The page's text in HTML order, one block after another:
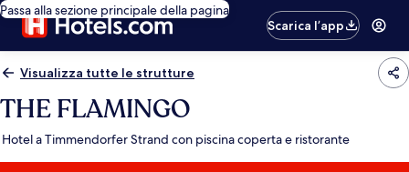
Passa alla sezione principale della pagina
Scarica l’app
Visualizza tutte le strutture
THE FLAMINGO
Hotel a Timmendorfer Strand con piscina coperta e ristorante